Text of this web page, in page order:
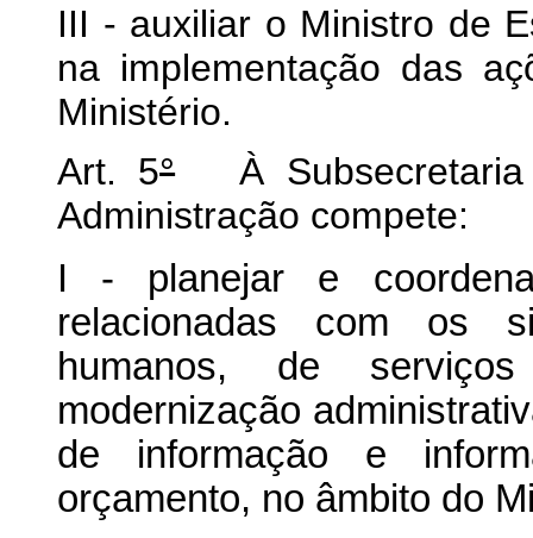
III - auxiliar o Ministro de
na implementação das
Ministério.
Art. 5°À Subsecretaria
Administração compete:
I - planejar e
relacionadas com os
humanos, de
modernização
de informação e
orçamento, no âmbito do